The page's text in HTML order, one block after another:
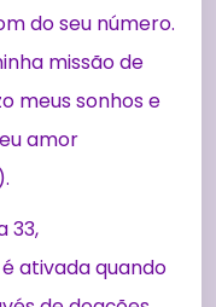
do seu número.
missão de
meus sonhos e
amor
33,
ativada quando